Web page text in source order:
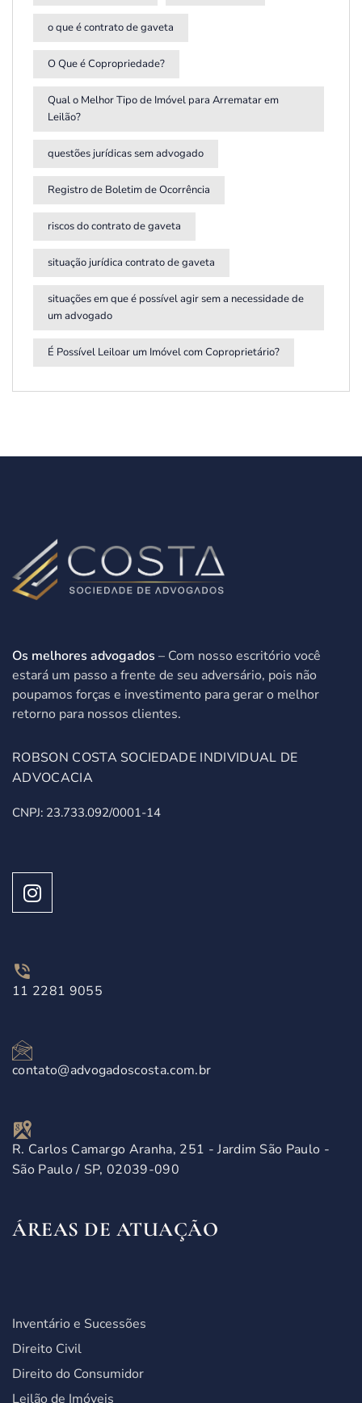
o que é contrato de gaveta
O Que é Copropriedade?
Qual o Melhor Tipo de Imóvel para Arrematar em
Leilão?
questões jurídicas sem advogado
Registro de Boletim de Ocorrência
riscos do contrato de gaveta
situação jurídica contrato de gaveta
situações em que é possível agir sem a necessidade de
um advogado
É Possível Leiloar um Imóvel com Coproprietário?
Os melhores advogados – Com nosso escritório você
estará um passo a frente de seu adversário, pois não
poupamos forças e investimento para gerar o melhor
retorno para nossos clientes.
ROBSON COSTA SOCIEDADE INDIVIDUAL DE
ADVOCACIA
CNPJ: 23.733.092/0001-14
11 2281 9055
contato@advogadoscosta.com.br
R. Carlos Camargo Aranha, 251 - Jardim São Paulo -
São Paulo / SP, 02039-090
ÁREAS DE ATUAÇÃO
Inventário e Sucessões
Direito Civil
Direito do Consumidor
Leilão de Imóveis